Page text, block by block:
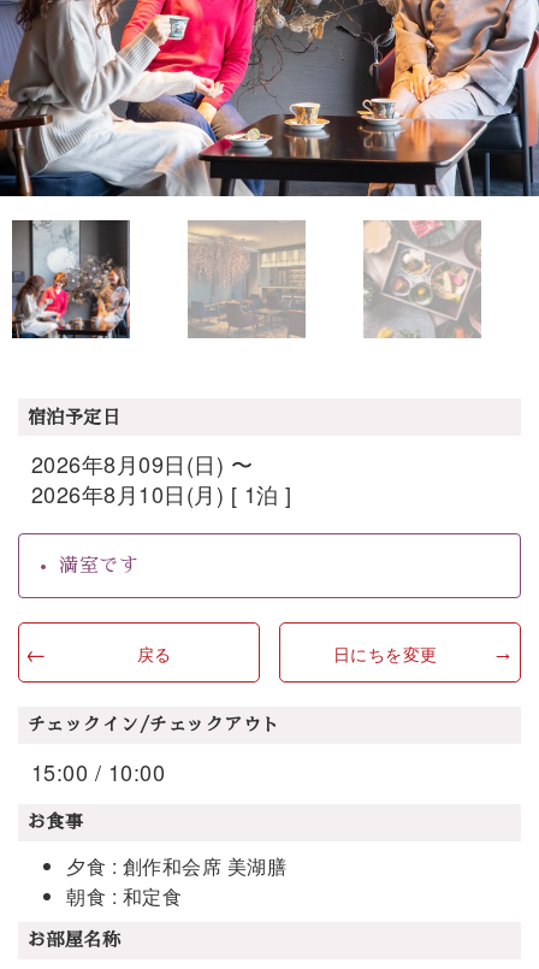
宿泊予定日
2026年8月09日(日) 〜
2026年8月10日(月) [ 1泊 ]
満室です
戻る 日にちを変更
チェックイン/チェックアウト
15:00 / 10:00
お食事
夕食 : 創作和会席 美湖膳
朝食 : 和定食
お部屋名称